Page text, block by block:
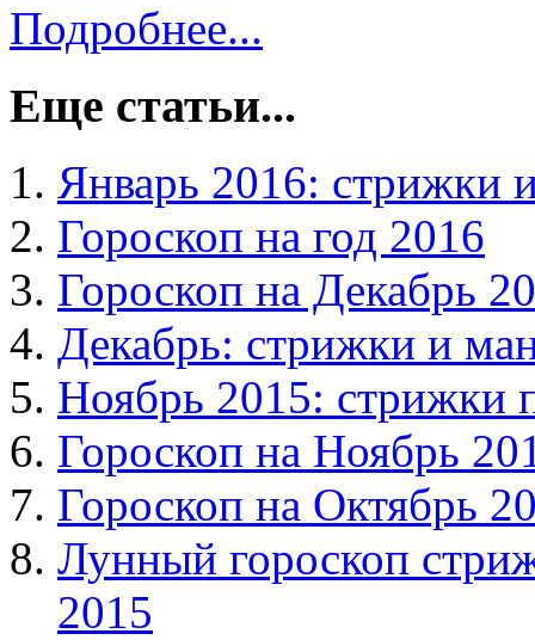
Подробнее...
Еще статьи...
Январь 2016: стрижки
Гороскоп на год 2016
Гороскоп на Декабрь
Декабрь: стрижки и
Ноябрь 2015: стрижки
Гороскоп на Ноябрь
Гороскоп на Октябрь
Лунный гороскоп
2015